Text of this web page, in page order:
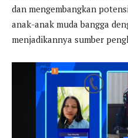
dan mengembangkan
anak-anak muda bangga
menjadikannya sumber